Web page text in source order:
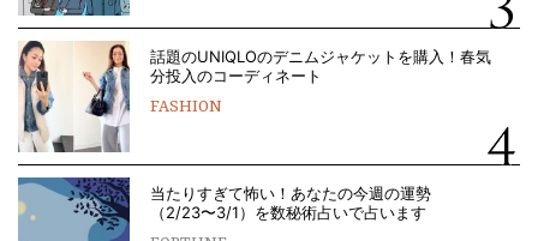
話題のUNIQLOのデニムジャケットを購入！春気
分投入のコーディネート
FASHION
当たりすぎて怖い！あなたの今週の運勢
（2/23〜3/1）を数秘術占いで占います